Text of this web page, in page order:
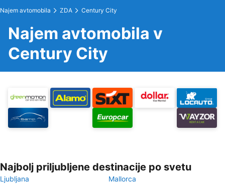
Najem avtomobila ZDA Century City
Najem avtomobila v
Century City
Najbolj priljubljene destinacije po svetu
Ljubljana
Mallorca